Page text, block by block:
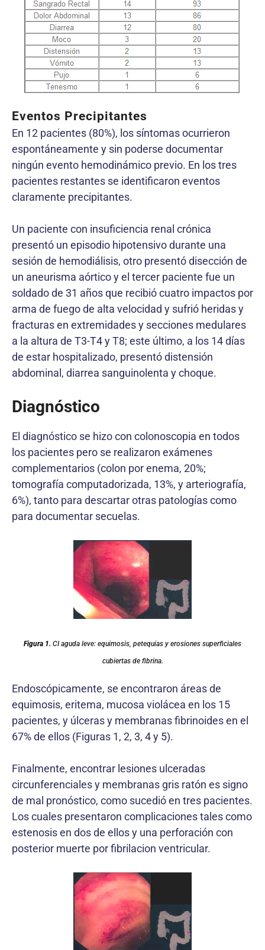
Eventos Precipitantes
En 12 pacientes (80%), los síntomas ocurrieron
espontáneamente y sin poderse documentar
ningún evento hemodinámico previo. En los tres
pacientes restantes se identificaron eventos
claramente precipitantes.
Un paciente con insuficiencia renal crónica
presentó un episodio hipotensivo durante una
sesión de hemodiálisis, otro presentó disección de
un aneurisma aórtico y el tercer paciente fue un
soldado de 31 años que recibió cuatro impactos por
arma de fuego de alta velocidad y sufrió heridas y
fracturas en extremidades y secciones medulares
a la altura de T3-T4 y T8; este último, a los 14 días
de estar hospitalizado, presentó distensión
abdominal, diarrea sanguinolenta y choque.
Diagnóstico
El diagnóstico se hizo con colonoscopia en todos
los pacientes pero se realizaron exámenes
complementarios (colon por enema, 20%;
tomografía computadorizada, 13%, y arteriografía,
6%), tanto para descartar otras patologías como
para documentar secuelas.
Figura 1. CI aguda leve: equimosis, petequias y erosiones superficiales
cubiertas de fibrina.
Endoscópicamente, se encontraron áreas de
equimosis, eritema, mucosa violácea en los 15
pacientes, y úlceras y membranas fibrinoides en el
67% de ellos (Figuras 1, 2, 3, 4 y 5).
Finalmente, encontrar lesiones ulceradas
circunferenciales y membranas gris ratón es signo
de mal pronóstico, como sucedió en tres pacientes.
Los cuales presentaron complicaciones tales como
estenosis en dos de ellos y una perforación con
posterior muerte por fibrilacion ventricular.